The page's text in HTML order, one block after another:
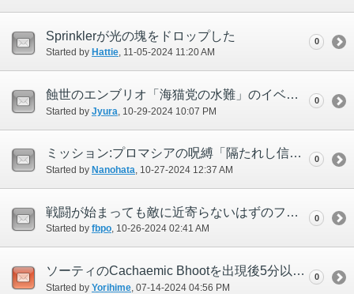
Sprinklerが光の塊をドロップした
Started by Hattie‎, 11-05-2024 11:20 AM
0
蝕世のエンブリオ「海猫党の水難」のイベント後に画面が暗転したままとなる
Started by Jyura ‎, 10-29-2024 10:07 PM
0
ミッション:プロマシアの呪縛「隔たれし信仰」が進行不能になる
Started by Nanohata‎, 10-27-2024 12:37 AM
0
戦闘が始まっても敵に近寄らないはずのフェイスが敵に近づく
Started by fbpo‎, 10-26-2024 02:41 AM
0
ソーティのCachaemic Bhootを出現後5分以内に倒し、宝箱出現ログも出ているのに宝箱が出現していない
Started by Yorihime ‎, 07-14-2024 04:56 PM
0